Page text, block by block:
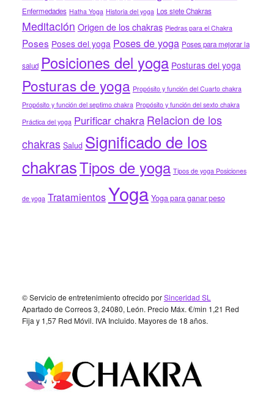
Enfermedades Hatha Yoga Historia del yoga Los siete Chakras
Meditación Origen de los chakras Piedras para el Chakra
Poses Poses del yoga Poses de yoga Poses para mejorar la
salud Posiciones del yoga Posturas del yoga
Posturas de yoga Propósito y función del Cuarto chakra
Propósito y función del septimo chakra Propósito y función del sexto chakra
Práctica del yoga Purificar chakra Relacion de los
chakras Salud Significado de los
chakrasTipos de yoga Tipos de yoga Posiciones
de yoga TratamientosYoga Yoga para ganar peso
Footer
© Servicio de entretenimiento ofrecido porSinceridad SL
Apartado de Correos 3, 24080, León. Precio Máx. €/min 1,21 Red
Fija y 1,57 Red Móvil. IVA Incluido. Mayores de 18 años.